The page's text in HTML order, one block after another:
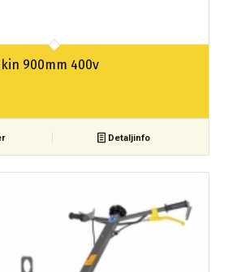
900mm 400v
Detaljinfo